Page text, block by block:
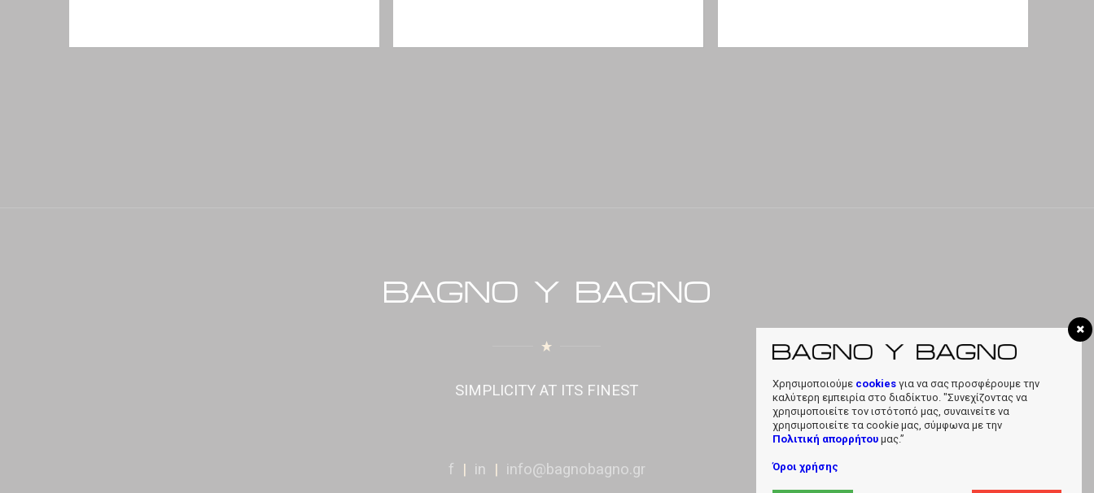
SIMPLICITY AT ITS FINEST
f | in | info@bagnobagno.gr
Χρησιμοποιούμε cookies για να σας προσφέρουμε την
καλύτερη εμπειρία στο διαδίκτυο. "Συνεχίζοντας να
χρησιμοποιείτε τον ιστότοπό μας, συναινείτε να
χρησιμοποιείτε τα cookie μας, σύμφωνα με την
Πολιτική απορρήτου μας.”
Όροι χρήσης